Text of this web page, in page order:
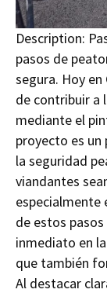
Description:
pasos de
segura. Hoy
de contribuir a
mediante el
proyecto es
la seguridad
viandantes
especialmente
de estos
inmediato en
que también
Al destacar